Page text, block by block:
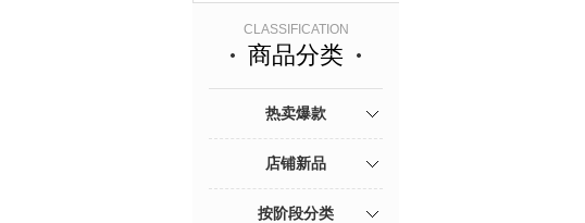
CLASSIFICATION
商品分类
热卖爆款
店铺新品
按阶段分类